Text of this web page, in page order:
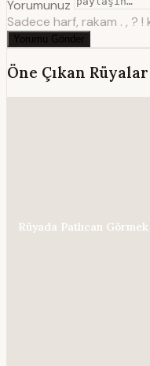
Yorumunuz
Sadece harf, rakam . , ?
Yorumu Gönder
Öne Çıkan Rüyalar
Rüyada Patlıcan Görmek